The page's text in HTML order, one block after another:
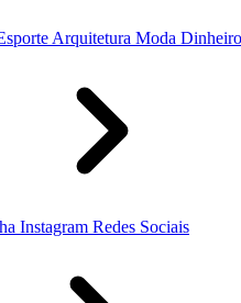
Arquitetura Moda Dinheiro
Instagram Redes Sociais